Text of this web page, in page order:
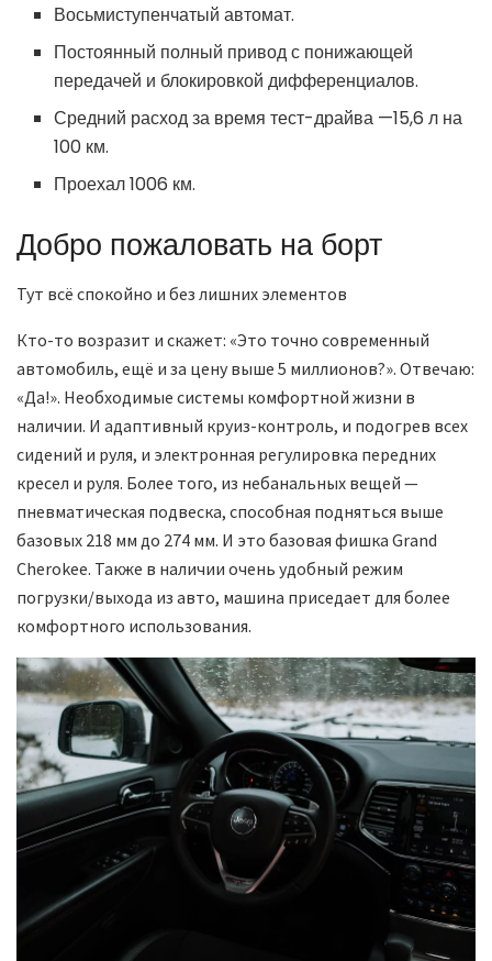
Восьмиступенчатый автомат.
Постоянный полный привод с понижающей
передачей и блокировкой дифференциалов.
Средний расход за время тест-драйва —15,6 л на
100 км.
Проехал 1006 км.
Добро пожаловать на борт
Тут всё спокойно и без лишних элементов
Кто-то возразит и скажет: «Это точно современный
автомобиль, ещё и за цену выше 5 миллионов?». Отвечаю:
«Да!». Необходимые системы комфортной жизни в
наличии. И адаптивный круиз-контроль, и подогрев всех
сидений и руля, и электронная регулировка передних
кресел и руля. Более того, из небанальных вещей —
пневматическая подвеска, способная подняться выше
базовых 218 мм до 274 мм. И это базовая фишка Grand
Cherokee. Также в наличии очень удобный режим
погрузки/выхода из авто, машина приседает для более
комфортного использования.